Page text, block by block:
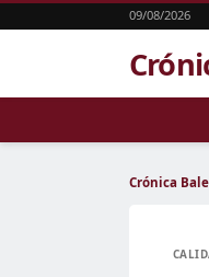
09/08/2026
Crónica